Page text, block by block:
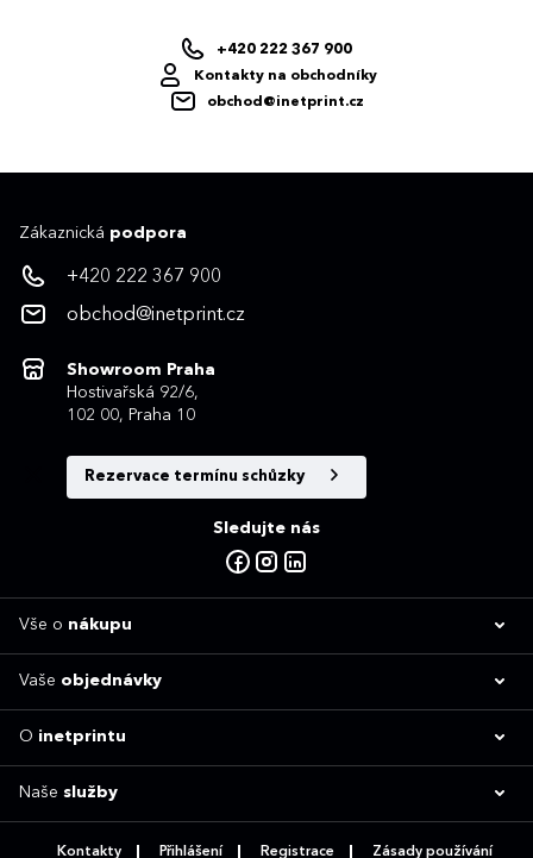
+420 222 367 900
Kontakty na obchodníky
obchod@inetprint.cz
Zákaznická podpora
+420 222 367 900
obchod@inetprint.cz
Showroom Praha
Hostivařská 92/6,
102 00, Praha 10
Rezervace termínu schůzky
Sledujte nás
Vše o nákupu
Vaše objednávky
O inetprintu
Naše služby
Kontakty Přihlášení Registrace Zásady používání